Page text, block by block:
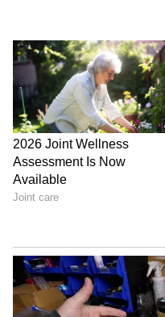
ಬಾಬಾ ರಾಮ್‌ದೇವ್‌
ವಿಷ್ಯ ಅಂತಿದ್ದಾರೆ ಫ್ಯಾನ್ಸ್​